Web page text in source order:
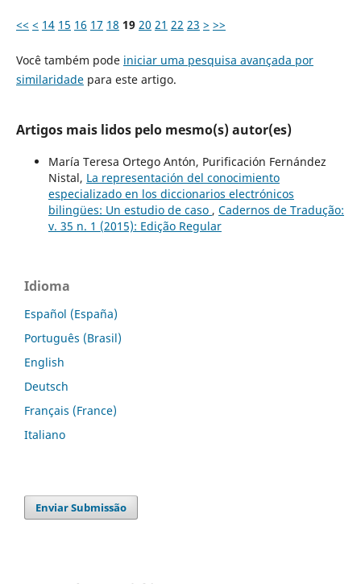
<< < 14 15 16 17 18 19 20 21 22 23 > >>
Você também pode iniciar uma pesquisa avançada por
similaridadepara este artigo.
Artigos mais lidos pelo mesmo(s) autor(es)
María Teresa Ortego Antón, Purificación Fernández
Nistal, La representación del conocimiento
especializado en los diccionarios electrónicos
bilingües: Un estudio de caso , Cadernos de Tradução:
v. 35 n. 1 (2015): Edição Regular
Idioma
Español (España)
Português (Brasil)
English
Deutsch
Français (France)
Italiano
Enviar Submissão